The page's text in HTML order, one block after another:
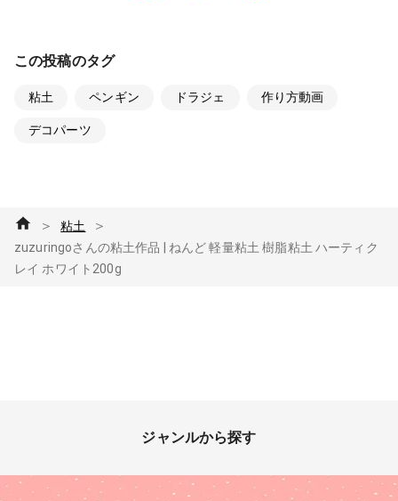
この投稿のタグ
粘土 ペンギン ドラジェ 作り方動画
デコパーツ
＞ 粘土 ＞
zuzuringoさんの粘土作品 | ねんど 軽量粘土 樹脂粘土 ハーティク
レイ ホワイト200g
ジャンルから探す